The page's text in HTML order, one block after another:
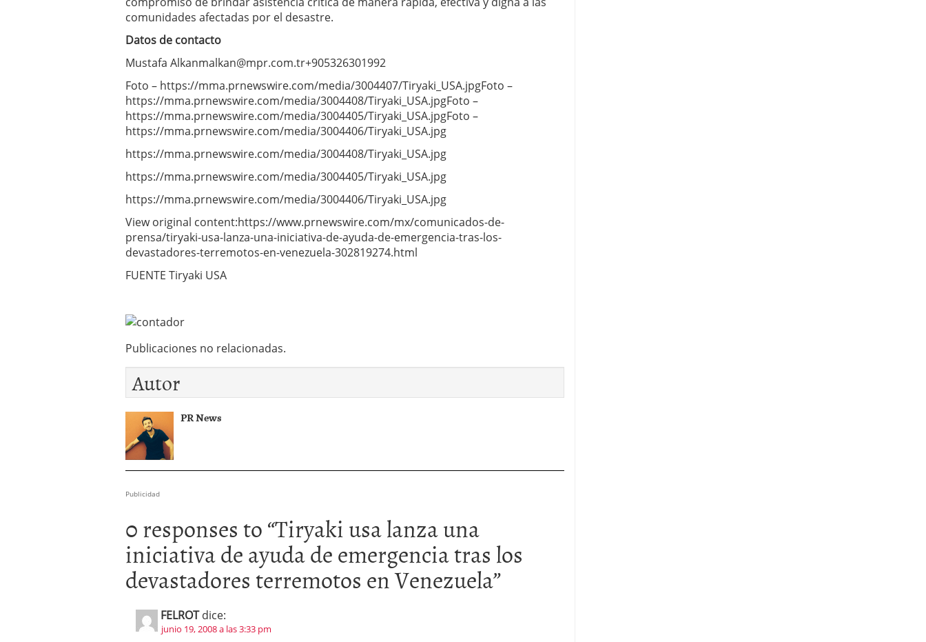
comunidades afectadas por el desastre.
Datos de contacto
Mustafa Alkanmalkan@mpr.com.tr+905326301992
Foto – https://mma.prnewswire.com/media/3004407/Tiryaki_USA.jpgFoto –
https://mma.prnewswire.com/media/3004408/Tiryaki_USA.jpgFoto –
https://mma.prnewswire.com/media/3004405/Tiryaki_USA.jpgFoto –
https://mma.prnewswire.com/media/3004406/Tiryaki_USA.jpg
https://mma.prnewswire.com/media/3004408/Tiryaki_USA.jpg
https://mma.prnewswire.com/media/3004405/Tiryaki_USA.jpg
https://mma.prnewswire.com/media/3004406/Tiryaki_USA.jpg
View original content:https://www.prnewswire.com/mx/comunicados-de-
prensa/tiryaki-usa-lanza-una-iniciativa-de-ayuda-de-emergencia-tras-los-
devastadores-terremotos-en-venezuela-302819274.html
FUENTE Tiryaki USA
Publicaciones no relacionadas.
Autor
PR News
Publicidad
0 responses to “Tiryaki usa lanza una
iniciativa de ayuda de emergencia tras los
devastadores terremotos en Venezuela”
FELROT dice:
junio 19, 2008 a las 3:33 pm